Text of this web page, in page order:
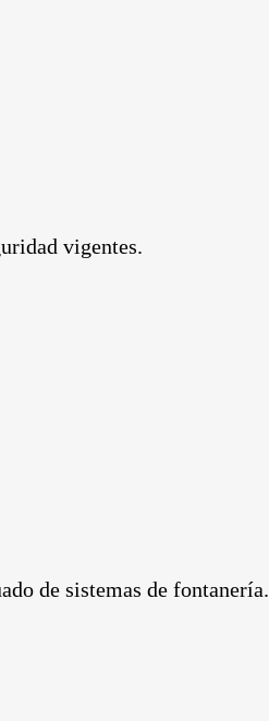
vigentes.
de sistemas de fontanería.